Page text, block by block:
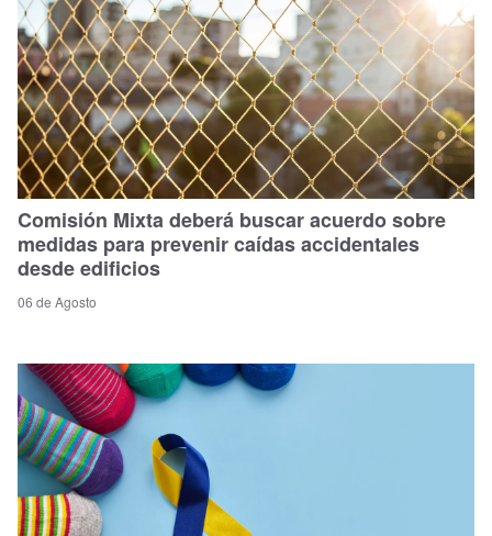
Comisión Mixta deberá buscar acuerdo sobre
medidas para prevenir caídas accidentales
desde edificios
06 de Agosto